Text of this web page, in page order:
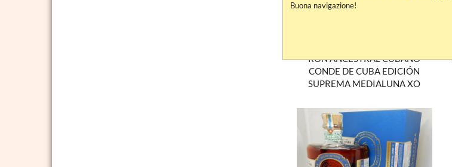
RON ANCESTRAL CUBANO
CONDE DE CUBA EDICIÓN
SUPREMA MEDIALUNA XO
Buona navigazione!